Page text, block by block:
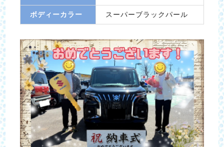
ボディーカラー スーパーブラックパール